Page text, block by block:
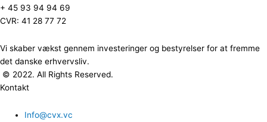
+ 45 93 94 94 69
CVR: 41 28 77 72
Vi skaber vækst gennem investeringer og bestyrelser for at fremme
det danske erhvervsliv.
© 2022. All Rights Reserved.
Kontakt
Info@cvx.vc